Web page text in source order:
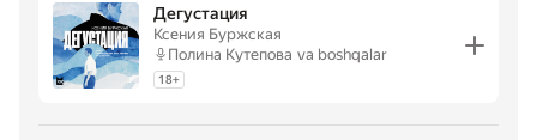
Дегустация
Ксения Буржская
Полина Кутепова va boshqalar
18+